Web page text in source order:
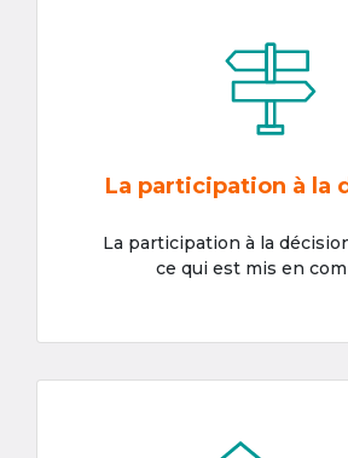
La participation à la
La participation à la
ce qui est mis en